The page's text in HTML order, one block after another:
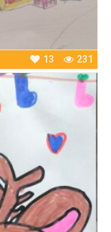
231
13